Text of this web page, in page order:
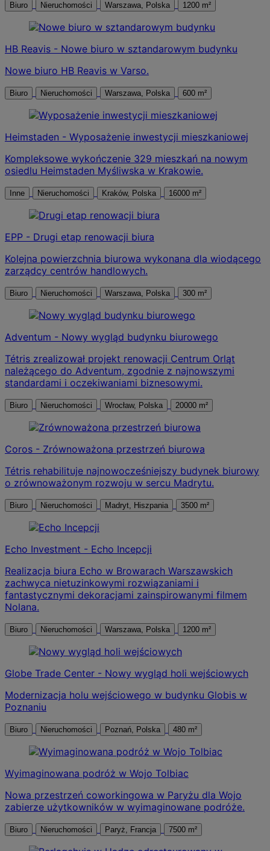
Biuro Nieruchomości Warszawa, Polska 1200 m²
HB Reavis - Nowe biuro w sztandarowym budynku
Nowe biuro HB Reavis w Varso.
Biuro Nieruchomości Warszawa, Polska 600 m²
Heimstaden - Wyposażenie inwestycji mieszkaniowej
Kompleksowe wykończenie 329 mieszkań na nowym
osiedlu Heimstaden Myśliwska w Krakowie.
Inne Nieruchomości Kraków, Polska 16000 m²
EPP - Drugi etap renowacji biura
Kolejna powierzchnia biurowa wykonana dla wiodącego
zarządcy centrów handlowych.
Biuro Nieruchomości Warszawa, Polska 300 m²
Adventum - Nowy wygląd budynku biurowego
Tétris zrealizował projekt renowacji Centrum Orląt
należącego do Adventum, zgodnie z najnowszymi
standardami i oczekiwaniami biznesowymi.
Biuro Nieruchomości Wrocław, Polska 20000 m²
Coros - Zrównoważona przestrzeń biurowa
Tétris rehabilituje najnowocześniejszy budynek biurowy
o zrównoważonym rozwoju w sercu Madrytu.
Biuro Nieruchomości Madryt, Hiszpania 3500 m²
Echo Investment - Echo Incepcji
Realizacja biura Echo w Browarach Warszawskich
zachwyca nietuzinkowymi rozwiązaniami i
fantastycznymi dekoracjami zainspirowanymi filmem
Nolana.
Biuro Nieruchomości Warszawa, Polska 1200 m²
Globe Trade Center - Nowy wygląd holi wejściowych
Modernizacja holu wejściowego w budynku Globis w
Poznaniu
Biuro Nieruchomości Poznań, Polska 480 m²
Wyimaginowana podróż w Wojo Tolbiac
Nowa przestrzeń coworkingowa w Paryżu dla Wojo
zabierze użytkowników w wyimaginowane podróże.
Biuro Nieruchomości Paryż, Francja 7500 m²